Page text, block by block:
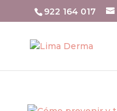
922 164 017